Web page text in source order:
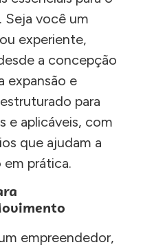
Seja você um
experiente,
a concepção
expansão e
para
e aplicáveis, com
que ajudam a
prática.
empreendedor,